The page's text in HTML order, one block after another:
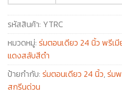
รหัสสินค้า: YTRC
หมวดหมู่: ร่มตอนเดียว 24 นิ้ว พรีเมี
แดงสลับสีดำ
ป้ายกำกับ: ร่มตอนเดียว 24 นิ้ว,ร่ม
สกรีนด่วน